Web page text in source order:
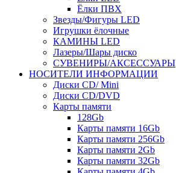
Ёлки ПВХ
Звезды/Фигуры LED
Игрушки ёлочные
КАМИНЫ LED
Лазеры/Шары диско
СУВЕНИРЫ/АКСЕССУАРЫ
НОСИТЕЛИ ИНФОРМАЦИИ
Диски CD/ Mini
Диски CD/DVD
Карты памяти
128Gb
Карты памяти 16Gb
Карты памяти 256Gb
Карты памяти 2Gb
Карты памяти 32Gb